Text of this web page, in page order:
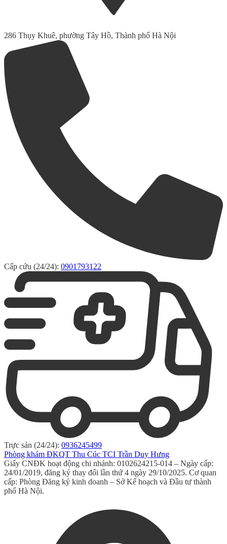
286 Thụy Khuê, phường Tây Hồ, Thành phố Hà Nội
Cấp cứu (24/24): 0901793122
Trực sản (24/24): 0936245499
Phòng khám ĐKQT Thu Cúc TCI Trần Duy Hưng
Giấy CNĐK hoạt động chi nhánh: 0102624215-014 – Ngày cấp:
24/01/2019, đăng ký thay đổi lần thứ 4 ngày 29/10/2025. Cơ quan
cấp: Phòng Đăng ký kinh doanh – Sở Kế hoạch và Đầu tư thành
phố Hà Nội.